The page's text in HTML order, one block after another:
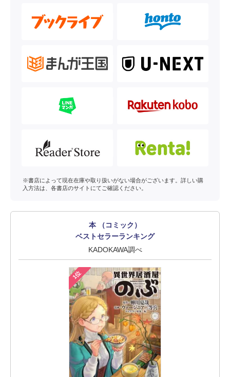
※書店によって現在在庫や取り扱いがない場合がございます。詳しい購
入方法は、各書店のサイトにてご確認ください。
本 （コミック）
ベストセラーランキング
KADOKAWA調べ
1位